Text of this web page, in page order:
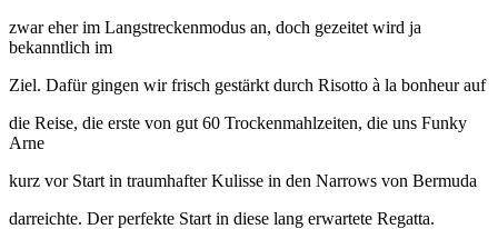
zwar eher im Langstreckenmodus an, doch gezeitet wird ja
bekanntlich im
Ziel. Dafür gingen wir frisch gestärkt durch Risotto à la bonheur auf
die Reise, die erste von gut 60 Trockenmahlzeiten, die uns Funky
Arne
kurz vor Start in traumhafter Kulisse in den Narrows von Bermuda
darreichte. Der perfekte Start in diese lang erwartete Regatta.